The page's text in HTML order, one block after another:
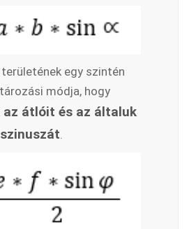
egy szintén
módja, hogy
az átlóit és az általuk
.